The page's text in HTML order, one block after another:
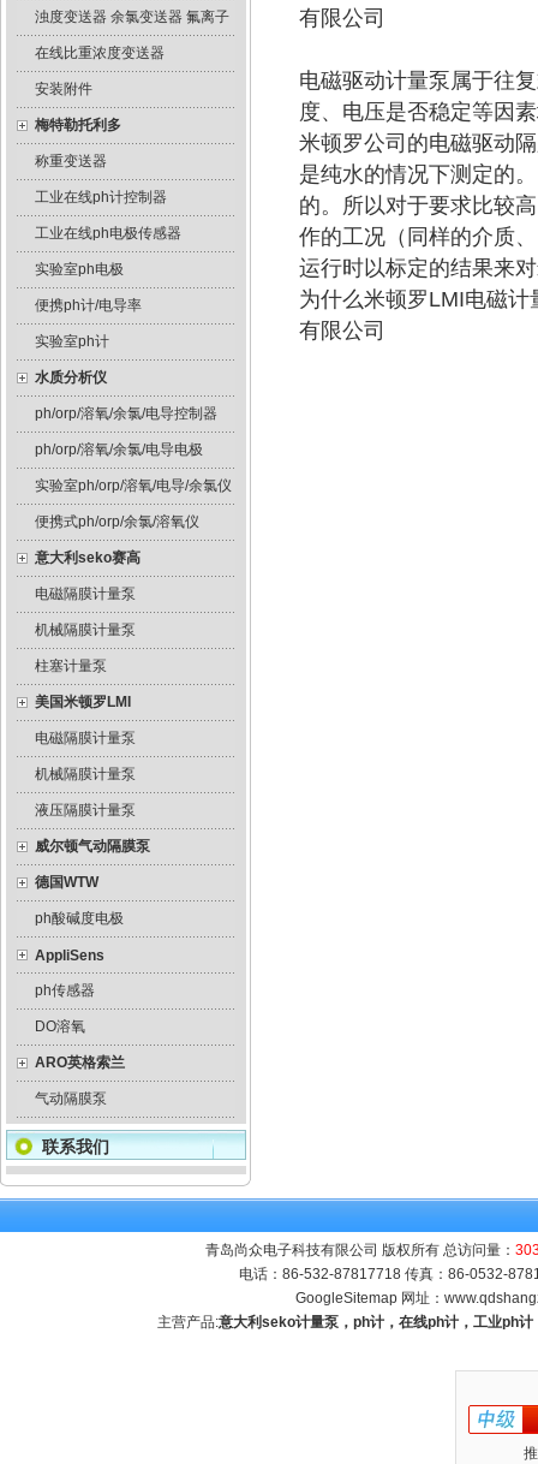
浊度变送器 余氯变送器 氟离子
在线比重浓度变送器
安装附件
梅特勒托利多
称重变送器
工业在线ph计控制器
工业在线ph电极传感器
实验室ph电极
便携ph计/电导率
实验室ph计
水质分析仪
ph/orp/溶氧/余氯/电导控制器
ph/orp/溶氧/余氯/电导电极
实验室ph/orp/溶氧/电导/余氯仪
便携式ph/orp/余氯/溶氧仪
意大利seko赛高
电磁隔膜计量泵
机械隔膜计量泵
柱塞计量泵
美国米顿罗LMI
电磁隔膜计量泵
机械隔膜计量泵
液压隔膜计量泵
威尔顿气动隔膜泵
德国WTW
ph酸碱度电极
AppliSens
ph传感器
DO溶氧
ARO英格索兰
气动隔膜泵
联系我们
有限公司
电磁驱动计量泵属于往
度、电压是否稳定等因
米顿罗公司的电磁驱动
是纯水的情况下测定的
的。所以对于要求比较
作的工况（同样的介质
运行时以标定的结果来
为什么米顿罗LMI电磁
有限公司
青岛尚众电子科技有限公司 版权所有 总访问量：
电话：86-532-87817718 传真：86-0532-
GoogleSitemap 网址：
主营产品:意大利seko计量泵，ph计，在线ph计，工业ph